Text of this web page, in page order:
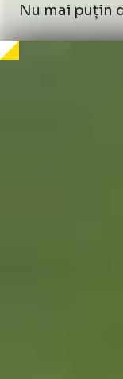
Nu mai puțin